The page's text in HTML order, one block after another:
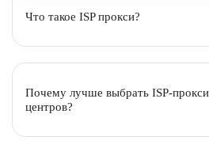
Что такое ISP прокси?
Почему лучше выбрать ISP-
центров?